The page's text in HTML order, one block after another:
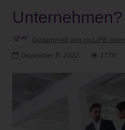
Unternehmen?
Gesammelt von myLIFE team
Dezember 8, 2022
1779